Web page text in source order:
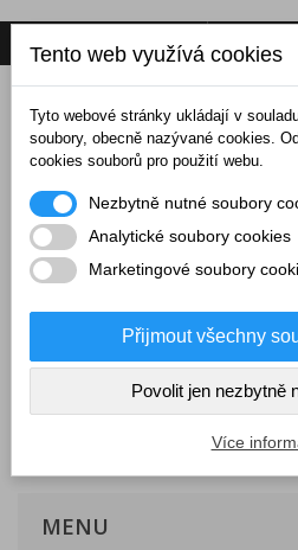
(prázdný)
MENU
Tento web využívá cookies
Tyto webové stránky ukládají v
soubory, obecně nazývané cookies.
cookies souborů pro použití webu.
Nezbytně nutné soubory
Analytické soubory cookies
Marketingové soubory
Přijmout všechny
Povolit jen nezbytně
Více